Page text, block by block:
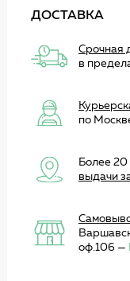
ДОСТАВКА
Срочная
в
по
Более 20
выдачи
оф.106 —